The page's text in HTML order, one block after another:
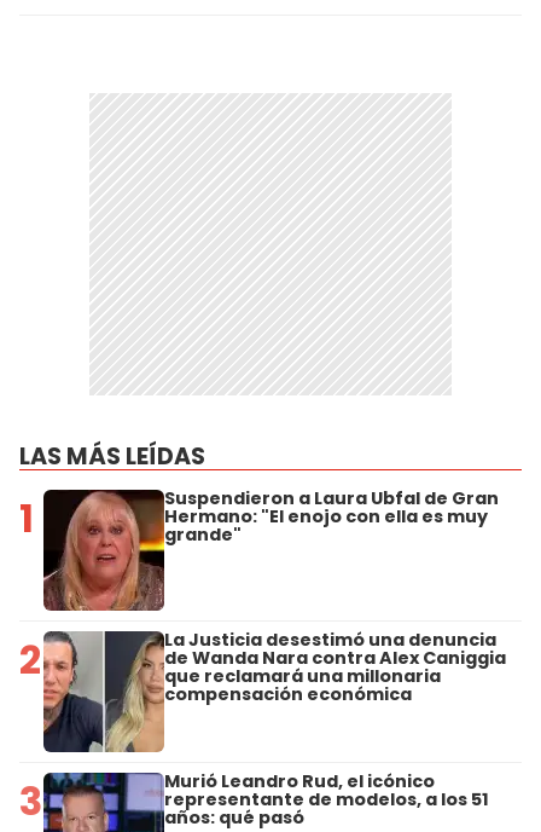
LAS MÁS LEÍDAS
1 Suspendieron a Laura Ubfal de Gran
Hermano: "El enojo con ella es muy
grande"
2 La Justicia desestimó una denuncia
de Wanda Nara contra Alex Caniggia
que reclamará una millonaria
compensación económica
3 Murió Leandro Rud, el icónico
representante de modelos, a los 51
años: qué pasó